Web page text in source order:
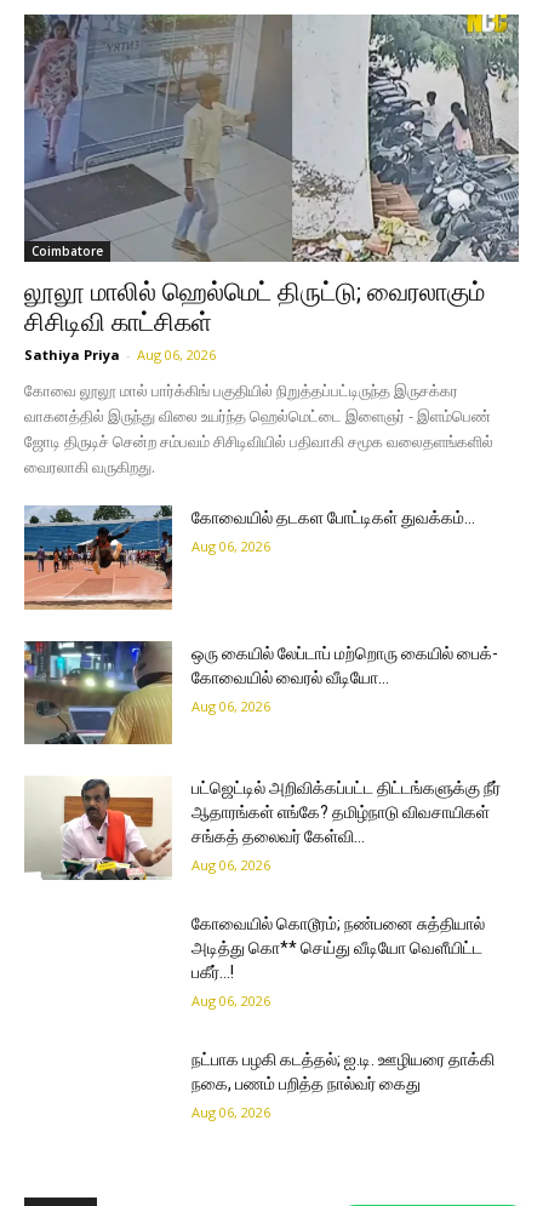
Coimbatore
லூலூ மாலில் ஹெல்மெட் திருட்டு; வைரலாகும்
சிசிடிவி காட்சிகள்
Sathiya Priya - Aug 06, 2026
கோவை லூலூ மால் பார்க்கிங் பகுதியில் நிறுத்தப்பட்டிருந்த இருசக்கர
வாகனத்தில் இருந்து விலை உயர்ந்த ஹெல்மெட்டை இளைஞர் - இளம்பெண்
ஜோடி திருடிச் சென்ற சம்பவம் சிசிடிவியில் பதிவாகி சமூக வலைதளங்களில்
வைரலாகி வருகிறது.
கோவையில் தடகள போட்டிகள் துவக்கம்…
Aug 06, 2026
ஒரு கையில் லேப்டாப் மற்றொரு கையில் பைக்-
கோவையில் வைரல் வீடியோ…
Aug 06, 2026
பட்ஜெட்டில் அறிவிக்கப்பட்ட திட்டங்களுக்கு நீர்
ஆதாரங்கள் எங்கே? தமிழ்நாடு விவசாயிகள்
சங்கத் தலைவர் கேள்வி…
Aug 06, 2026
கோவையில் கொடூரம்; நண்பனை சுத்தியால்
அடித்து கொ** செய்து வீடியோ வெளீயிட்ட
பகீர்…!
Aug 06, 2026
நட்பாக பழகி கடத்தல்; ஐ.டி. ஊழியரை தாக்கி
நகை, பணம் பறித்த நால்வர் கைது
Aug 06, 2026